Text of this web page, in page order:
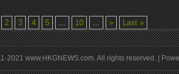
2 3 4 5 ... 10 ... » Last »
2021 www.HKGNEWS.com. All rights reserved. |